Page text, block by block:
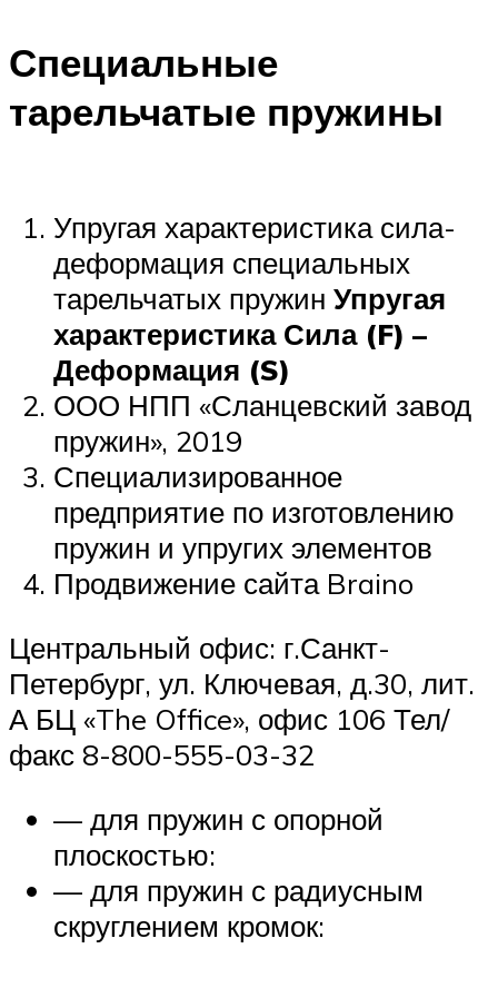
Специальные
тарельчатые пружины
Упругая характеристика сила-
деформация специальных
тарельчатых пружин Упругая
характеристика Сила (F) –
Деформация (S)
ООО НПП «Сланцевский завод
пружин», 2019
Специализированное
предприятие по изготовлению
пружин и упругих элементов
Продвижение сайта Braino
Центральный офис: г.Санкт-
Петербург, ул. Ключевая, д.30, лит.
А БЦ «The Office», офис 106 Тел/
факс 8-800-555-03-32
— для пружин с опорной
плоскостью:
— для пружин с радиусным
скруглением кромок: